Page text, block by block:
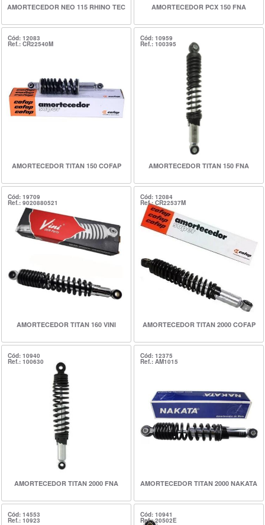
AMORTECEDOR NEO 115 RHINO TEC AMORTECEDOR PCX 150 FNA
Cód: 12083
Ref.: CR22540M
AMORTECEDOR TITAN 150 COFAP
Cód: 10959
Ref.: 100395
AMORTECEDOR TITAN 150 FNA
Cód: 19709
Ref.: 9020880521
AMORTECEDOR TITAN 160 VINI
Cód: 12084
Ref.: CR22537M
AMORTECEDOR TITAN 2000 COFAP
Cód: 10940
Ref.: 100630
AMORTECEDOR TITAN 2000 FNA
Cód: 12375
Ref.: AM1015
AMORTECEDOR TITAN 2000 NAKATA
Cód: 14553
Ref.: 10923
Cód: 10941
Ref.: 20502E